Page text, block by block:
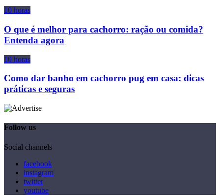
10 horas
O que é melhor para cachorro: ração ou comida?
Entenda agora
10 horas
Como dar banho em cachorro pug em casa: dicas
práticas e seguras
Follow us
Social channels
facebook
instagram
twitter
youtube